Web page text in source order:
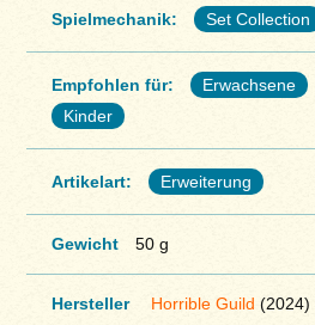
Spielmechanik: Set Collection
Empfohlen für: Erwachsene
Kinder
Artikelart: Erweiterung
Gewicht 50 g
Hersteller Horrible Guild (2024)